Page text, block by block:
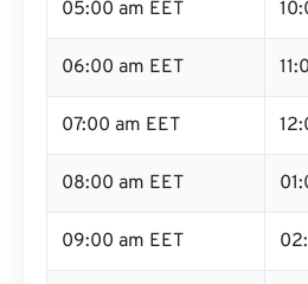
05:00 am EET
06:00 am EET
07:00 am EET
08:00 am EET
09:00 am EET